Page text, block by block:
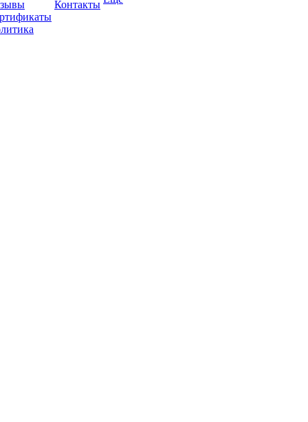
Контакты